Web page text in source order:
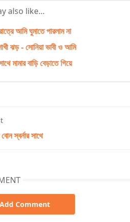
also like...
আমি ঘুমাতে পারলাম না
ঝড় - সোনিয়া ভাবী ও আমি
মামার বাড়ি বেড়াতে গিয়ে
স্বর্নার সাথে
Add Comment